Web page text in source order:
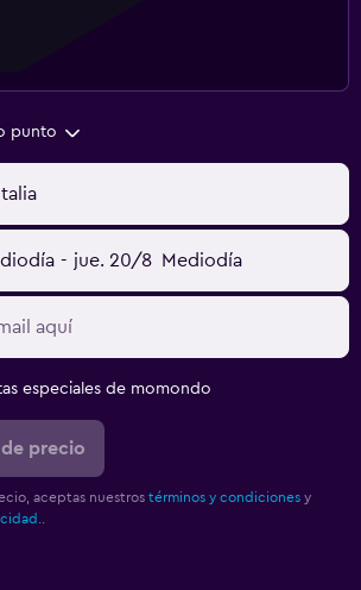
punto
- jue. 20/8 Mediodía
especiales de momondo
precio
aceptas nuestros términos y condiciones y
.